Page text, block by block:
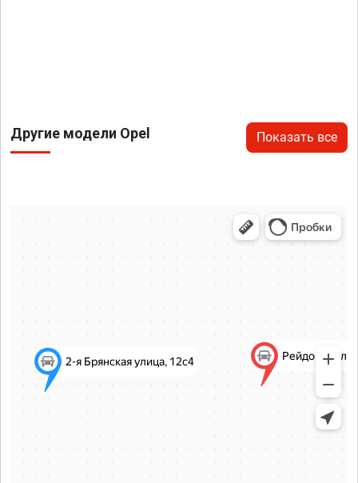
Другие модели Opel Показать все